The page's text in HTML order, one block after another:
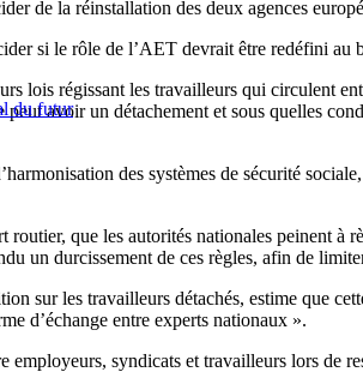
de la réinstallation des deux agences
si le rôle de l’AET devrait être redéfini
du futur
lois régissant les travailleurs qui circulent
avoir un détachement et sous quelles
des systèmes de sécurité
que les autorités nationales peinent à
un durcissement de ces règles, afin de
sur les travailleurs détachés, estime que
d’échange entre experts nationaux ».
syndicats et travailleurs lors de